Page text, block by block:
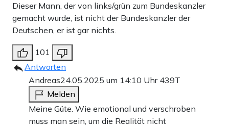
Dieser Mann, der von links/grün zum Bundeskanzler
gemacht wurde, ist nicht der Bundeskanzler der
Deutschen, er ist gar nichts.
101
Antworten
Andreas24.05.2025 um 14:10 Uhr 439T
Melden
Meine Güte. Wie emotional und verschroben
muss man sein, um die Realität nicht